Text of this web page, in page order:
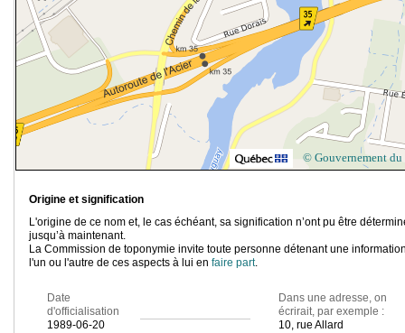
© Gouvernement du
Origine et signification
L'origine de ce nom et, le cas échéant, sa signification n’ont pu être
jusqu’à maintenant.
La Commission de toponymie invite toute personne détenant une
l'un ou l'autre de ces aspects à lui en faire part.
Date
d'officialisation
1989-06-20
Dans une adresse, on
écrirait, par exemple :
10, rue Allard